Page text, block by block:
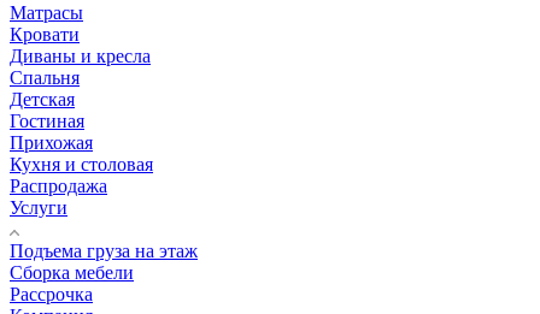
Матрасы
Кровати
Диваны и кресла
Спальня
Детская
Гостиная
Прихожая
Кухня и столовая
Распродажа
Услуги
Подъема груза на этаж
Сборка мебели
Рассрочка